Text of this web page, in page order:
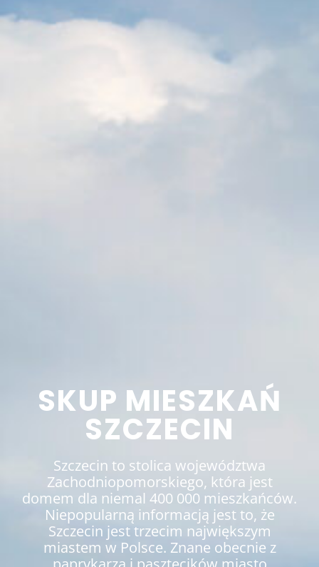
SKUP MIESZKAŃ
SZCZECIN
Szczecin to stolica województwa
Zachodniopomorskiego, która jest
domem dla niemal 400 000 mieszkańców.
Niepopularną informacją jest to, że
Szczecin jest trzecim największym
miastem w Polsce. Znane obecnie z